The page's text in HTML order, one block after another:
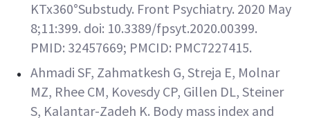
KTx360°Substudy. Front Psychiatry. 2020 May
8;11:399. doi: 10.3389/fpsyt.2020.00399.
PMID: 32457669; PMCID: PMC7227415.
Ahmadi SF, Zahmatkesh G, Streja E, Molnar
MZ, Rhee CM, Kovesdy CP, Gillen DL, Steiner
S, Kalantar-Zadeh K. Body mass index and